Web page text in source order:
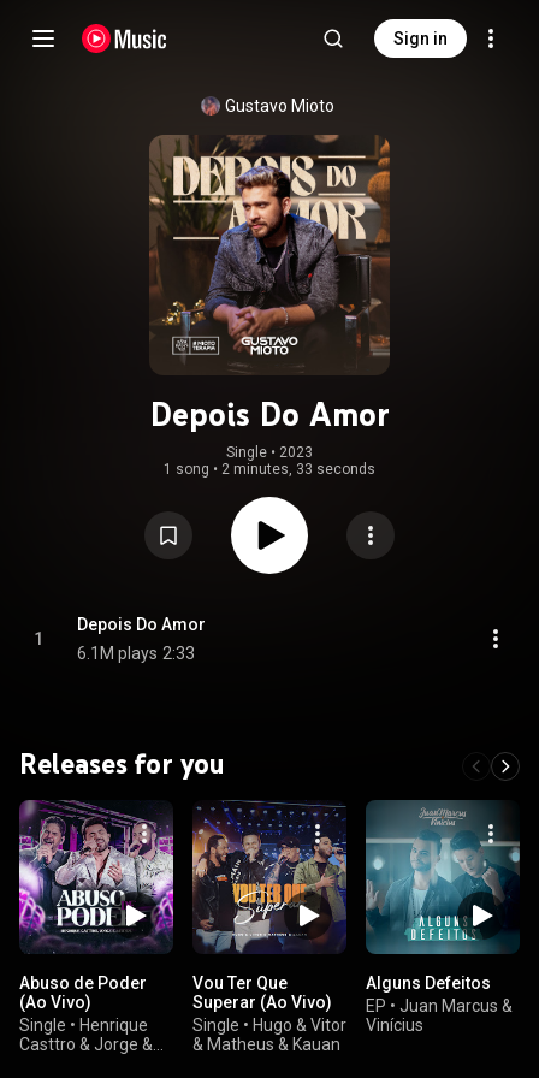
Sign in
Gustavo Mioto
Depois Do Amor
Single • 2023
1 song • 2 minutes, 33 seconds
1
Depois Do Amor
6.1M plays 2:33
Releases for you
Abuso de Poder
(Ao Vivo)
Single • Henrique
Casttro & Jorge &
Vou Ter Que
Superar (Ao Vivo)
Single • Hugo & Vitor
& Matheus & Kauan
Alguns Defeitos
EP • Juan Marcus &
Vinícius